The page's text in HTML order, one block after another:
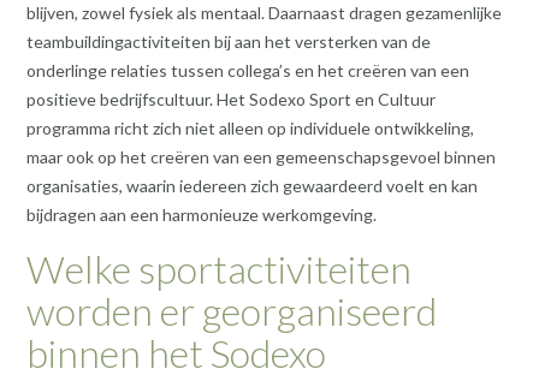
blijven, zowel fysiek als mentaal. Daarnaast dragen gezamenlijke
teambuildingactiviteiten bij aan het versterken van de
onderlinge relaties tussen collega’s en het creëren van een
positieve bedrijfscultuur. Het Sodexo Sport en Cultuur
programma richt zich niet alleen op individuele ontwikkeling,
maar ook op het creëren van een gemeenschapsgevoel binnen
organisaties, waarin iedereen zich gewaardeerd voelt en kan
bijdragen aan een harmonieuze werkomgeving.
Welke sportactiviteiten
worden er georganiseerd
binnen het Sodexo